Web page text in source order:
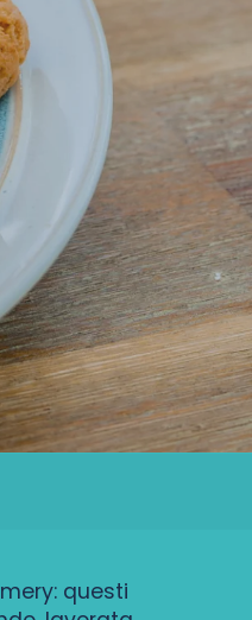
questi